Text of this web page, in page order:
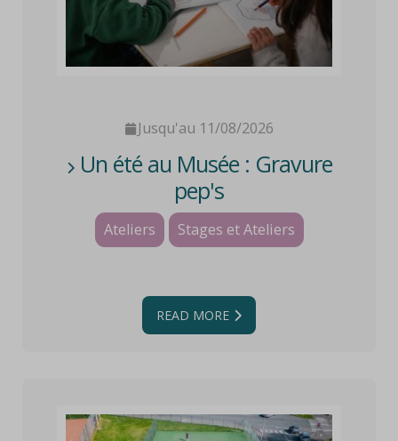
Jusqu'au 11/08/2026
Un été au Musée : Gravure
pep's
Ateliers Stages et Ateliers
READ MORE